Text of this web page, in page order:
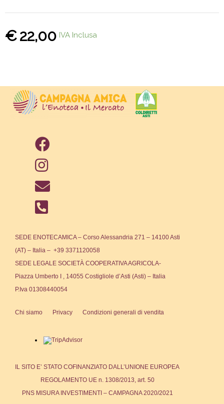
22,00
€ IVA Inclusa
SEDE ENOTECAMICA – Corso Alessandria 271 – 14100 Asti
(AT) – Italia – +39 3371120058
SEDE LEGALE SOCIETÀ COOPERATIVA AGRICOLA-
Piazza Umberto I , 14055 Costigliole d’Asti (Asti) – Italia
P.Iva 01308440054
Chi siamo Privacy Condizioni generali di vendita
IL SITO E’ STATO COFINANZIATO DALL’UNIONE EUROPEA
REGOLAMENTO UE n. 1308/2013, art. 50
PNS MISURA INVESTIMENTI – CAMPAGNA 2020/2021